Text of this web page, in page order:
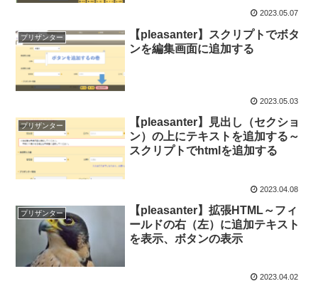
2023.05.07
プリザンター
【pleasanter】スクリプトでボタ
ンを編集画面に追加する
2023.05.03
プリザンター
【pleasanter】見出し（セクショ
ン）の上にテキストを追加する～
スクリプトでhtmlを追加する
2023.04.08
プリザンター
【pleasanter】拡張HTML～フィ
ールドの右（左）に追加テキスト
を表示、ボタンの表示
2023.04.02